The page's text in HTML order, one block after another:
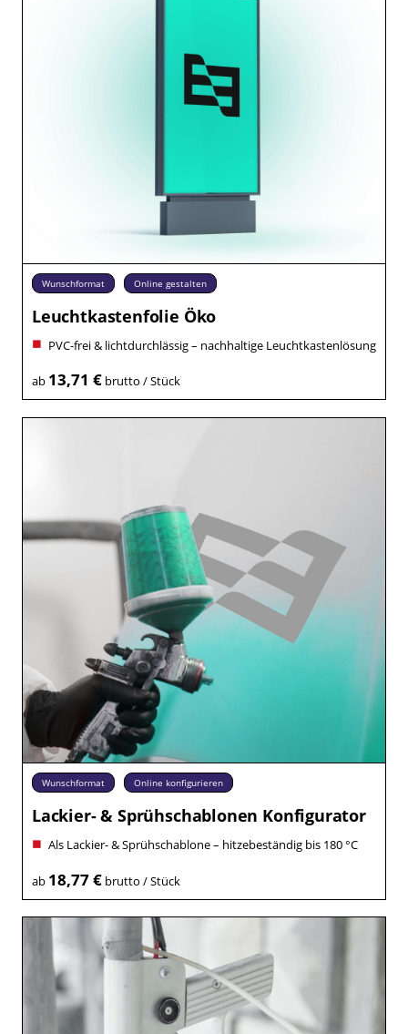
Wunschformat Online gestalten
Leuchtkastenfolie Öko
PVC-frei & lichtdurchlässig – nachhaltige Leuchtkastenlösung
ab 13,71 €brutto / Stück
Wunschformat Online konfigurieren
Lackier- & Sprühschablonen Konfigurator
Als Lackier- & Sprühschablone – hitzebeständig bis 180 °C
ab 18,77 €brutto / Stück